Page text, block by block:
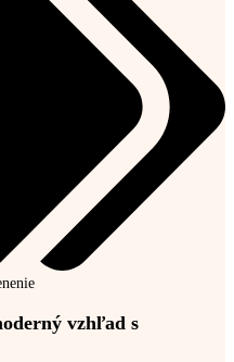
vzhľad s